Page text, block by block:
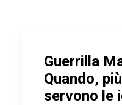
Guerrilla
Quando,
servono le